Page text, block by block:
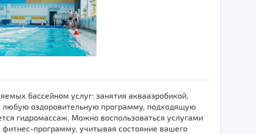
бассейном услуг: занятия аквааэробикой,
любую оздоровительную программу, подходящую
гидромассаж. Можно воспользоваться услугами
программу, учитывая состояние вашего